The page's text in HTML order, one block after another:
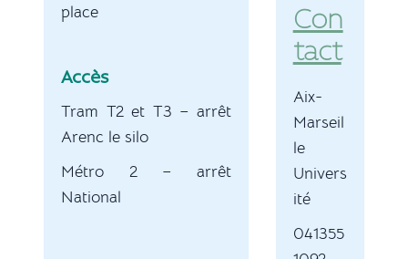
place
Accès
Tram T2 et T3 – arrêt
Arenc le silo
Métro 2 – arrêt
National
Con
tact
Aix-
Marseil
le
Univers
ité
041355